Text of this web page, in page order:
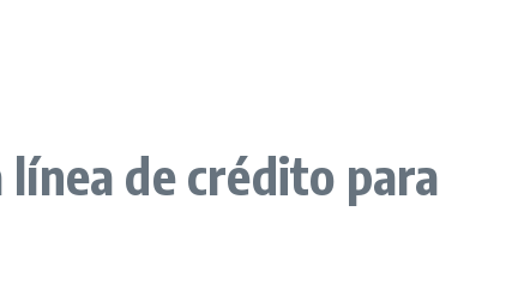
línea de crédito para